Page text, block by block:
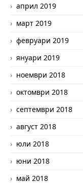
април 2019
март 2019
февруари 2019
януари 2019
ноември 2018
октомври 2018
септември 2018
август 2018
юли 2018
юни 2018
май 2018